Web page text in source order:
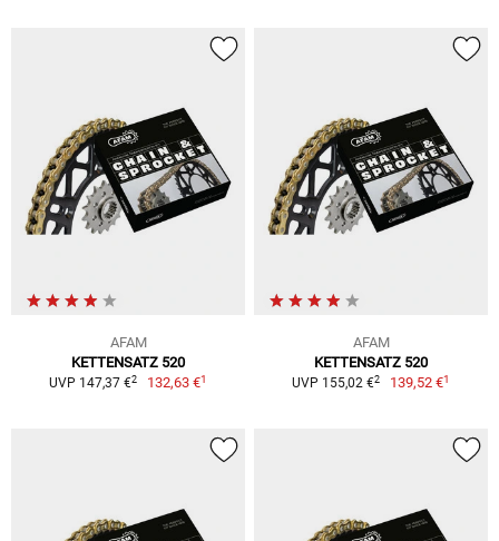
AFAM
KETTENSATZ 520
UVP 147,37 €2 132,63 €1
AFAM
KETTENSATZ 520
UVP 155,02 €2 139,52 €1